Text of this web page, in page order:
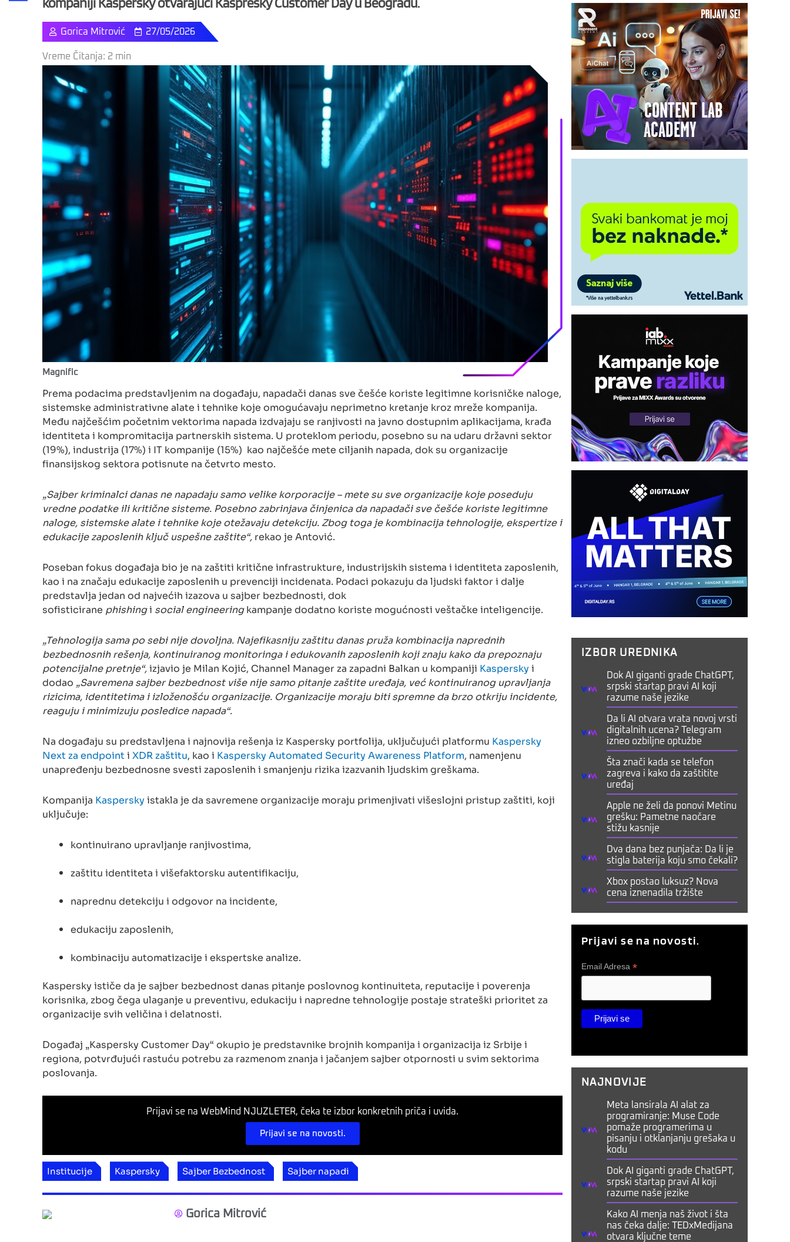
Gorica Mitrović 27/05/2026
Vreme Čitanja: 2 min
Magnific
Prema podacima predstavljenim na događaju, napadači danas sve češće koriste legitimne korisničke naloge,
sistemske administrativne alate i tehnike koje omogućavaju neprimetno kretanje kroz mreže kompanija.
Među najčešćim početnim vektorima napada izdvajaju se ranjivosti na javno dostupnim aplikacijama, krađa
identiteta i kompromitacija partnerskih sistema. U proteklom periodu, posebno su na udaru državni sektor
(19%), industrija (17%) i IT kompanije (15%) kao najčešće mete ciljanih napada, dok su organizacije
finansijskog sektora potisnute na četvrto mesto.
„Sajber kriminalci danas ne napadaju samo velike korporacije – mete su sve organizacije koje poseduju
vredne podatke ili kritične sisteme. Posebno zabrinjava činjenica da napadači sve češće koriste legitimne
naloge, sistemske alate i tehnike koje otežavaju detekciju. Zbog toga je kombinacija tehnologije, ekspertize i
edukacije zaposlenih ključ uspešne zaštite“, rekao je Antović.
Poseban fokus događaja bio je na zaštiti kritične infrastrukture, industrijskih sistema i identiteta zaposlenih,
kao i na značaju edukacije zaposlenih u prevenciji incidenata. Podaci pokazuju da ljudski faktor i dalje
predstavlja jedan od najvećih izazova u sajber bezbednosti, dok
sofisticirane phishingi social engineeringkampanje dodatno koriste mogućnosti veštačke inteligencije.
„Tehnologija sama po sebi nije dovoljna. Najefikasniju zaštitu danas pruža kombinacija naprednih
bezbednosnih rešenja, kontinuiranog monitoringa i edukovanih zaposlenih koji znaju kako da prepoznaju
potencijalne pretnje“,izjavio je Milan Kojić, Channel Manager za zapadni Balkan u kompaniji Kasperskyi
dodao „Savremena sajber bezbednost više nije samo pitanje zaštite uređaja, već kontinuiranog upravljanja
rizicima, identitetima i izloženošću organizacije. Organizacije moraju biti spremne da brzo otkriju incidente,
reaguju i minimizuju posledice napada“.
Na događaju su predstavljena i najnovija rešenja iz Kaspersky portfolija, uključujući platformu Kaspersky
Next za endpointi XDR zaštitu, kao i Kaspersky Automated Security Awareness Platform, namenjenu
unapređenju bezbednosne svesti zaposlenih i smanjenju rizika izazvanih ljudskim greškama.
Kompanija Kasperskyistakla je da savremene organizacije moraju primenjivati višeslojni pristup zaštiti, koji
uključuje:
kontinuirano upravljanje ranjivostima,
zaštitu identiteta i višefaktorsku autentifikaciju,
naprednu detekciju i odgovor na incidente,
edukaciju zaposlenih,
kombinaciju automatizacije i ekspertske analize.
Kaspersky ističe da je sajber bezbednost danas pitanje poslovnog kontinuiteta, reputacije i poverenja
korisnika, zbog čega ulaganje u preventivu, edukaciju i napredne tehnologije postaje strateški prioritet za
organizacije svih veličina i delatnosti.
Događaj „Kaspersky Customer Day“ okupio je predstavnike brojnih kompanija i organizacija iz Srbije i
regiona, potvrđujući rastuću potrebu za razmenom znanja i jačanjem sajber otpornosti u svim sektorima
poslovanja.
Prijavi se na WebMind NJUZLETER, čeka te izbor konkretnih priča i uvida.
Prijavi se na novosti.
Institucije Kaspersky Sajber Bezbednost Sajber napadi
Gorica Mitrović
IZBOR UREDNIKA
Dok AI giganti grade ChatGPT,
srpski startap pravi AI koji
razume naše jezike
Da li AI otvara vrata novoj vrsti
digitalnih ucena? Telegram
izneo ozbiljne optužbe
Šta znači kada se telefon
zagreva i kako da zaštitite
uređaj
Apple ne želi da ponovi Metinu
grešku: Pametne naočare
stižu kasnije
Dva dana bez punjača: Da li je
stigla baterija koju smo čekali?
Xbox postao luksuz? Nova
cena iznenadila tržište
Prijavi se na novosti.
Email Adresa *
NAJNOVIJE
Meta lansirala AI alat za
programiranje: Muse Code
pomaže programerima u
pisanju i otklanjanju grešaka u
kodu
Dok AI giganti grade ChatGPT,
srpski startap pravi AI koji
razume naše jezike
Kako AI menja naš život i šta
nas čeka dalje: TEDxMedijana
otvara ključne teme